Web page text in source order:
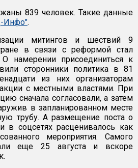
839 человек. Такие данные
Инфо".
митингов и шествий 9
в связи с реформой стал
намерении присоединиться к
сторонники политика в 81
из них организаторам
акции с местными властями. При
сначала согласовали, а затем
в запланированном месте
трубу. А размещение поста о
в соцсетях расценивалось как
мероприятия. Самого
еще 25 августа и вскоре